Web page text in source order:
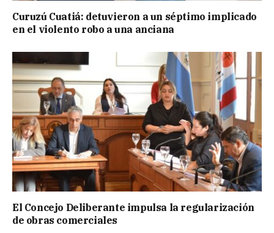
Curuzú Cuatiá: detuvieron a un séptimo implicado
en el violento robo a una anciana
El Concejo Deliberante impulsa la regularización
de obras comerciales